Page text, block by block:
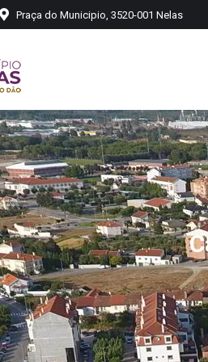
Praça do Municipio, 3520-001 Nelas